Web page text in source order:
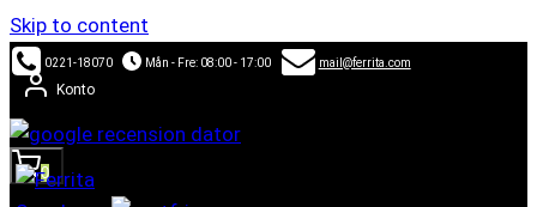
Skip to content
0221-18070 Mån - Fre: 08:00 - 17:00 mail@ferrita.com
Konto
0